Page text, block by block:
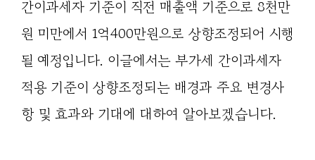
간이과세자 기준이 직전 매출액 기준으로 8천만
원 미만에서 1억400만원으로 상향조정되어 시행
될 예정입니다. 이글에서는 부가세 간이과세자
적용 기준이 상향조정되는 배경과 주요 변경사
항 및 효과와 기대에 대하여 알아보겠습니다.